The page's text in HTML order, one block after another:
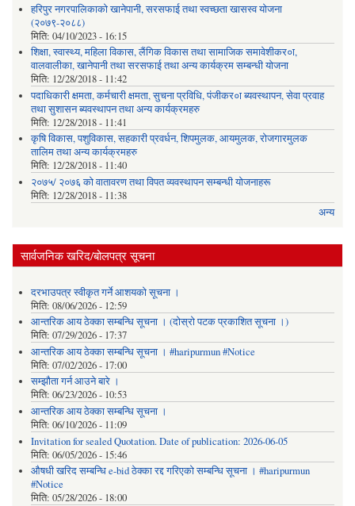
हरिपुर नगरपालिकाको खानेपानी, सरसफाई तथा स्वच्छता खासस्व योजना
(२०७९-२०८८)
मिति: 04/10/2023 - 16:15
शिक्षा, स्वास्थ्य, महिला विकास, लैंगिक विकास तथा सामाजिक समावेशीकर०ा,
वालवालीका, खानेपानी तथा सरसफाई तथा अन्य कार्यक्रम सम्बन्धी योजना
मिति: 12/28/2018 - 11:42
पदाधिकारी क्षमता, कर्मचारी क्षमता, सुचना प्रविधि, पंजीकर०ा ब्यवस्थापन, सेवा प्रवाह
तथा सुशासन ब्यवस्थापन तथा अन्य कार्यक्रमहरु
मिति: 12/28/2018 - 11:41
कृषि विकास, पशुविकास, सहकारी प्रवर्धन, शिपमुलक, आयमुलक, रोजगारमुलक
तालिम तथा अन्य कार्यक्रमहरु
मिति: 12/28/2018 - 11:40
२०७५/ २०७६ को वातावरण तथा विपत व्यवस्थापन सम्बन्धी योजनाहरू
मिति: 12/28/2018 - 11:38
अन्य
सार्वजनिक खरिद/बोलपत्र सूचना
दरभाउपत्र स्वीकृत गर्ने आशयको सूचना ।
मिति: 08/06/2026 - 12:59
आन्तरिक आय ठेक्का सम्बन्धि सूचना । (दोस्रो पटक प्रकाशित सूचना ।)
मिति: 07/29/2026 - 17:37
आन्तरिक आय ठेक्का सम्बन्धि सूचना । #haripurmun #Notice
मिति: 07/02/2026 - 17:00
सम्झौता गर्न आउने बारे ।
मिति: 06/23/2026 - 10:53
आन्तरिक आय ठेक्का सम्बन्धि सूचना ।
मिति: 06/10/2026 - 11:09
Invitation for sealed Quotation. Date of publication: 2026-06-05
मिति: 06/05/2026 - 15:46
औषधी खरिद सम्बन्धि e-bid ठेक्का रद्द गरिएको सम्बन्धि सूचना । #haripurmun
#Notice
मिति: 05/28/2026 - 18:00